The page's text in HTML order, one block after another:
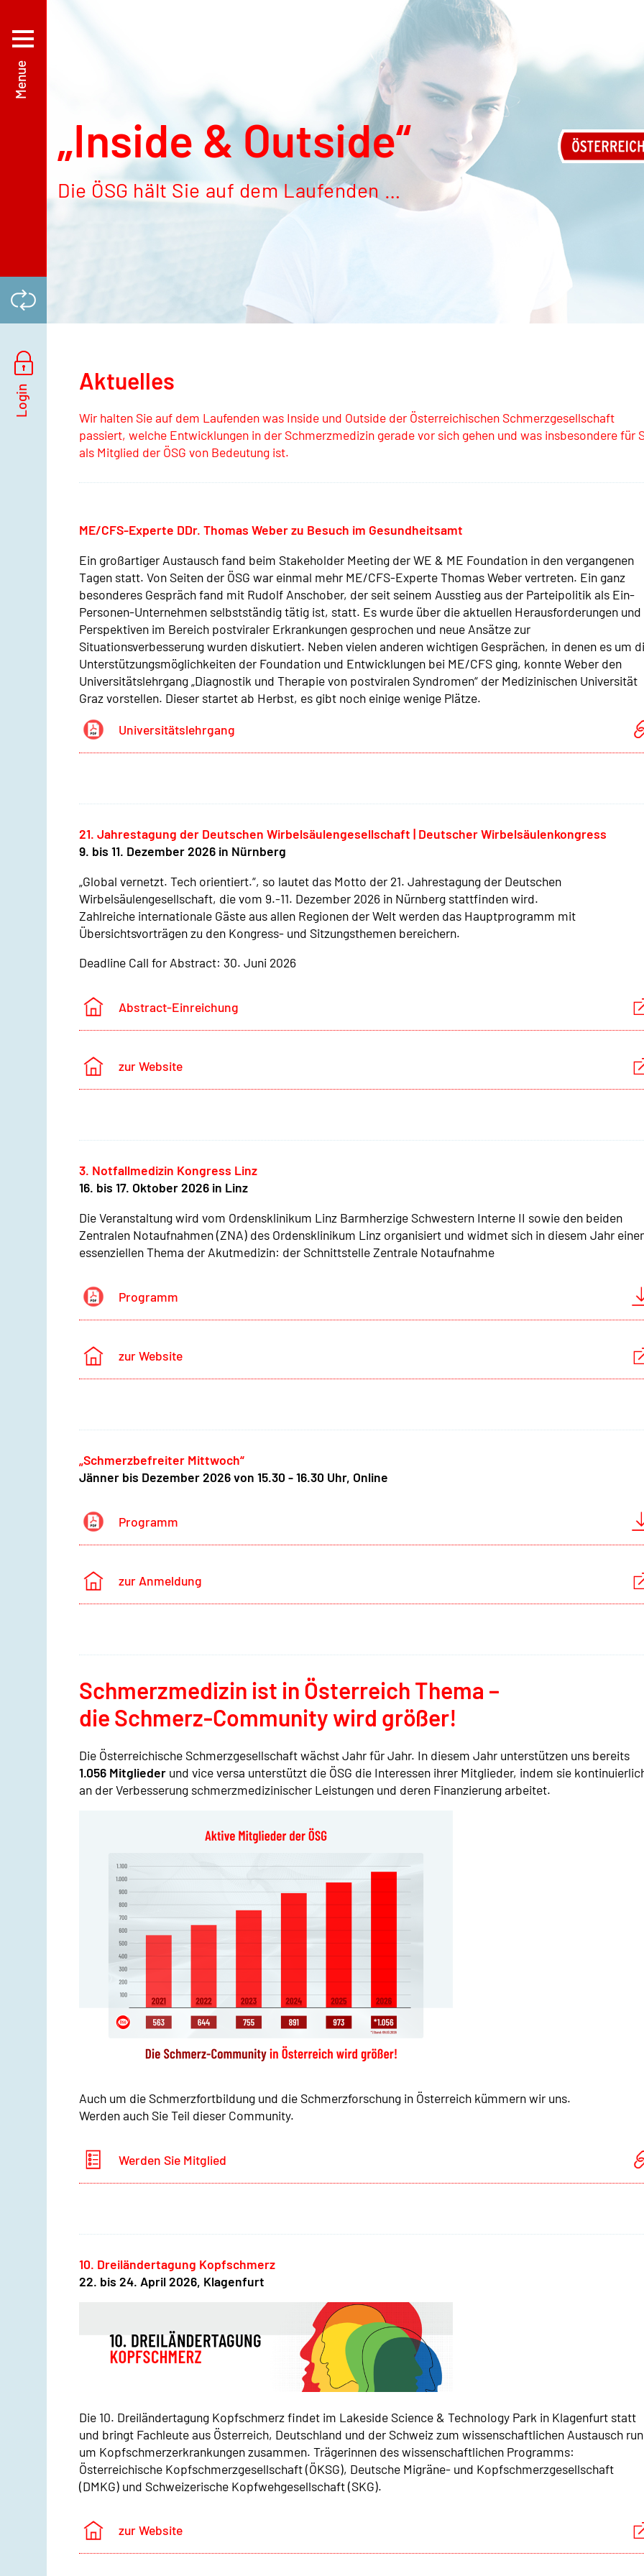
„Inside & Outside“
Die ÖSG hält Sie auf dem Laufenden …
Aktuelles
Wir halten Sie auf dem Laufenden was Inside und Outside der Österreichischen Schmerzgesellschaft
passiert, welche Entwicklungen in der Schmerzmedizin gerade vor sich gehen und was insbesondere für
als Mitglied der ÖSG von Bedeutung ist.
ME/CFS-Experte DDr. Thomas Weber zu Besuch im Gesundheitsamt
Ein großartiger Austausch fand beim Stakeholder Meeting der WE & ME Foundation in den vergangenen
Tagen statt. Von Seiten der ÖSG war einmal mehr ME/CFS-Experte Thomas Weber vertreten. Ein ganz
besonderes Gespräch fand mit Rudolf Anschober, der seit seinem Ausstieg aus der Parteipolitik als Ein-
Personen-Unternehmen selbstständig tätig ist, statt. Es wurde über die aktuellen Herausforderungen und
Perspektiven im Bereich postviraler Erkrankungen gesprochen und neue Ansätze zur
Situationsverbesserung wurden diskutiert. Neben vielen anderen wichtigen Gesprächen, in denen es um
Unterstützungsmöglichkeiten der Foundation und Entwicklungen bei ME/CFS ging, konnte Weber den
Universitätslehrgang „Diagnostik und Therapie von postviralen Syndromen“ der Medizinischen Universität
Graz vorstellen. Dieser startet ab Herbst, es gibt noch einige wenige Plätze.
Universitätslehrgang
21. Jahrestagung der Deutschen Wirbelsäulengesellschaft | Deutscher Wirbelsäulenkongress
9. bis 11. Dezember 2026 in Nürnberg
„Global vernetzt. Tech orientiert.“, so lautet das Motto der 21. Jahrestagung der Deutschen
Wirbelsäulengesellschaft, die vom 9.-11. Dezember 2026 in Nürnberg stattfinden wird.
Zahlreiche internationale Gäste aus allen Regionen der Welt werden das Hauptprogramm mit
Übersichtsvorträgen zu den Kongress- und Sitzungsthemen bereichern.
Deadline Call for Abstract: 30. Juni 2026
Abstract-Einreichung
zur Website
3. Notfallmedizin Kongress Linz
16. bis 17. Oktober 2026 in Linz
Die Veranstaltung wird vom Ordensklinikum Linz Barmherzige Schwestern Interne II sowie den beiden
Zentralen Notaufnahmen (ZNA) des Ordensklinikum Linz organisiert und widmet sich in diesem Jahr
essenziellen Thema der Akutmedizin: der Schnittstelle Zentrale Notaufnahme
Programm
zur Website
„Schmerzbefreiter Mittwoch“
Jänner bis Dezember 2026 von 15.30 - 16.30 Uhr, Online
Programm
zur Anmeldung
Schmerzmedizin ist in Österreich Thema –
die Schmerz-Community wird größer!
Die Österreichische Schmerzgesellschaft wächst Jahr für Jahr. In diesem Jahr unterstützen uns bereits
1.056 Mitglieder und vice versa unterstützt die ÖSG die Interessen ihrer Mitglieder, indem sie
an der Verbesserung schmerzmedizinischer Leistungen und deren Finanzierung arbeitet.
Auch um die Schmerzfortbildung und die Schmerzforschung in Österreich kümmern wir uns.
Werden auch Sie Teil dieser Community.
Werden Sie Mitglied
10. Dreiländertagung Kopfschmerz
22. bis 24. April 2026, Klagenfurt
Die 10. Dreiländertagung Kopfschmerz findet im Lakeside Science & Technology Park in Klagenfurt statt
und bringt Fachleute aus Österreich, Deutschland und der Schweiz zum wissenschaftlichen Austausch
um Kopfschmerzerkrankungen zusammen. Trägerinnen des wissenschaftlichen Programms:
Österreichische Kopfschmerzgesellschaft (ÖKSG), Deutsche Migräne- und Kopfschmerzgesellschaft
(DMKG) und Schweizerische Kopfwehgesellschaft (SKG).
zur Website